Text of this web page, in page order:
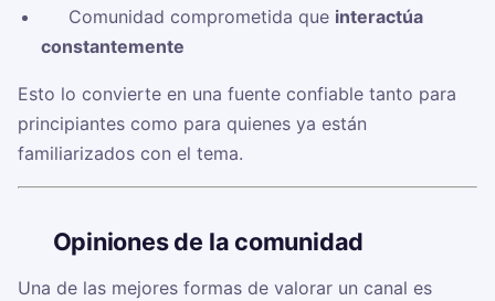
✅ Comunidad comprometida que interactúa
constantemente
Esto lo convierte en una fuente confiable tanto para
principiantes como para quienes ya están
familiarizados con el tema.
Opiniones de la comunidad
Una de las mejores formas de valorar un canal es